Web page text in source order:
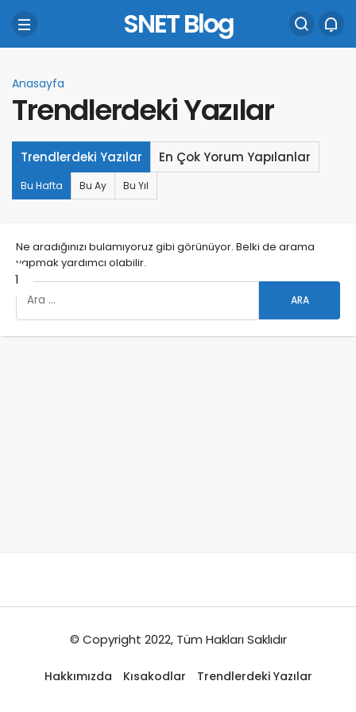
SNET Blog
Anasayfa
Trendlerdeki Yazılar
Trendlerdeki Yazılar En Çok Yorum Yapılanlar
Bu Hafta Bu Ay Bu Yıl
Ne aradığınızı bulamıyoruz gibi görünüyor. Belki de arama
yapmak yardımcı olabilir.
© Copyright 2022, Tüm Hakları Saklıdır
Hakkımızda Kısakodlar Trendlerdeki Yazılar